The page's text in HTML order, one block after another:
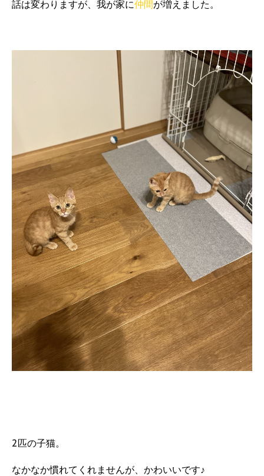
話は変わりますが、我が家に仲間が増えました。
2匹の子猫。
なかなか慣れてくれませんが、かわいいです♪